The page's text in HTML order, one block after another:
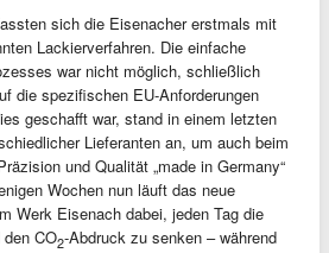
sich die Eisenacher erstmals mit
Lackierverfahren. Die einfache
war nicht möglich, schließlich
die spezifischen EU-Anforderungen
geschafft war, stand in einem letzten
Lieferanten an, um auch beim
und Qualität „made in Germany“
Wochen nun läuft das neue
Werk Eisenach dabei, jeden Tag die
CO2-Abdruck zu senken – während